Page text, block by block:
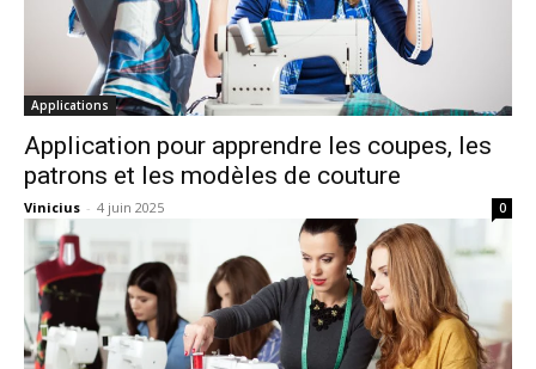
Applications
Application pour apprendre les coupes, les
patrons et les modèles de couture
Vinicius - 4 juin 2025 0